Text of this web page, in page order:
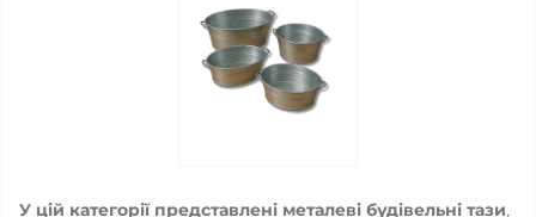
У цій категорії представлені металеві будівельні тази,